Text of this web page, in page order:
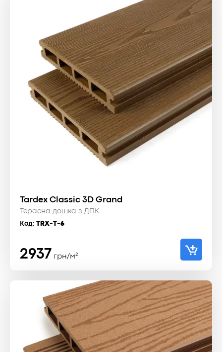
Tardex Classic 3D Grand
Терасна дошка з ДПК
Код: TRX-T-6
2937 грн/м²